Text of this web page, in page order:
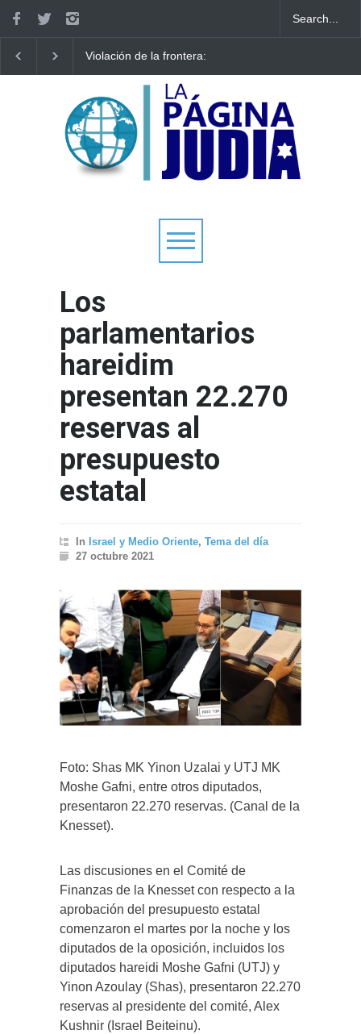
Violación de la frontera:
al Líbano
Sinagoga de Vilna
Los
parlamentarios
hareidim
presentan 22.270
reservas al
presupuesto
estatal
In Israel y Medio Oriente, Tema del día
27 octubre 2021
Foto: Shas MK Yinon Uzalai y UTJ MK
Moshe Gafni, entre otros diputados,
presentaron 22.270 reservas. (Canal de la
Knesset).
Las discusiones en el Comité de
Finanzas de la Knesset con respecto a la
aprobación del presupuesto estatal
comenzaron el martes por la noche y los
diputados de la oposición, incluidos los
diputados hareidi Moshe Gafni (UTJ) y
Yinon Azoulay (Shas), presentaron 22.270
reservas al presidente del comité, Alex
Kushnir (Israel Beiteinu).